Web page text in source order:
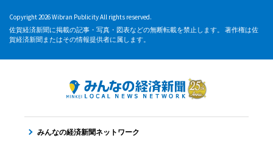
Copyright 2026 Wibran Publicity All rights reserved.
佐賀経済新聞に掲載の記事・写真・図表などの無断転載を禁止します。 著作権は佐
賀経済新聞またはその情報提供者に属します。
みんなの経済新聞ネットワーク